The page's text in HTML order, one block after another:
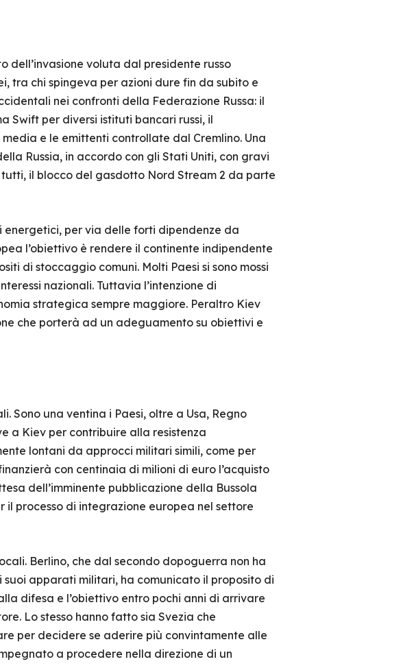
dell’invasione voluta dal presidente russo
tra chi spingeva per azioni dure fin da subito e
nei confronti della Federazione Russa: il
Swift per diversi istituti bancari russi, il
e le emittenti controllate dal Cremlino. Una
Russia, in accordo con gli Stati Uniti, con gravi
tutti, il blocco del gasdotto Nord Stream 2 da parte
per via delle forti dipendenze da
l’obiettivo è rendere il continente indipendente
di stoccaggio comuni. Molti Paesi si sono mossi
nazionali. Tuttavia l’intenzione di
strategica sempre maggiore. Peraltro Kiev
che porterà ad un adeguamento su obiettivi e
Sono una ventina i Paesi, oltre a Usa, Regno
a Kiev per contribuire alla resistenza
lontani da approcci militari simili, come per
con centinaia di milioni di euro l’acquisto
dell’imminente pubblicazione della Bussola
processo di integrazione europea nel settore
Berlino, che dal secondo dopoguerra non ha
apparati militari, ha comunicato il proposito di
difesa e l’obiettivo entro pochi anni di arrivare
Lo stesso hanno fatto sia Svezia che
per decidere se aderire più convintamente alle
a procedere nella direzione di un